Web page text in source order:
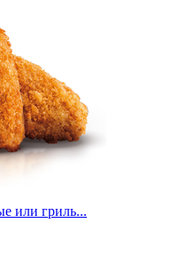
или гриль...